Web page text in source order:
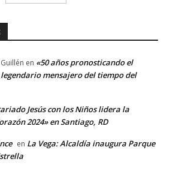
en «50 años pronosticando el
mensajero del tiempo del
Jesús con los Niños lidera la
2024» en Santiago, RD
en La Vega: Alcaldía inaugura Parque